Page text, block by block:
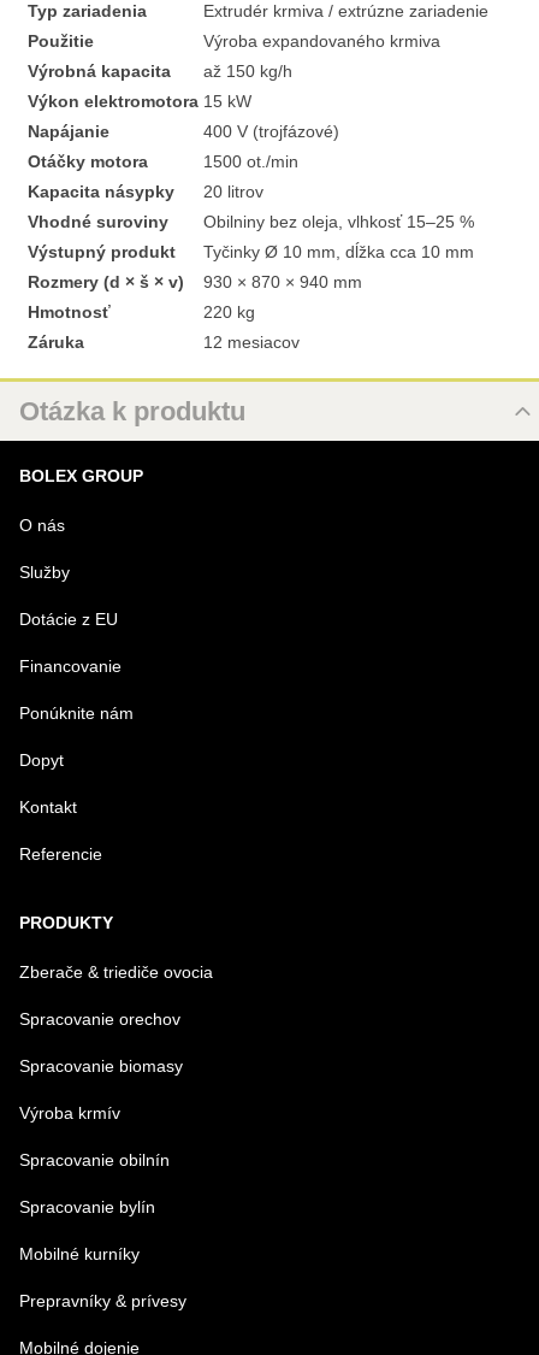
Typ zariadenia
Extrudér krmiva / extrúzne zariadenie
Použitie
Výroba expandovaného krmiva
Výrobná kapacita
až 150 kg/h
Výkon elektromotora 15 kW
Napájanie
400 V (trojfázové)
Otáčky motora
1500 ot./min
Kapacita násypky
20 litrov
Vhodné suroviny
Obilniny bez oleja, vlhkosť 15–25 %
Výstupný produkt
Tyčinky Ø 10 mm, dĺžka cca 10 mm
Rozmery (d × š × v)
930 × 870 × 940 mm
Hmotnosť
220 kg
Záruka
12 mesiacov
Otázka k produktu
MENO
VÁŠ E-MAIL
VAŠA OTÁZKA K PRODUKTU
Odoslať
BOLEX GROUP
O nás
Služby
Dotácie z EU
Financovanie
Ponúknite nám
Dopyt
Kontakt
Referencie
PRODUKTY
Zberače & triediče ovocia
Spracovanie orechov
Spracovanie biomasy
Výroba krmív
Spracovanie obilnín
Spracovanie bylín
Mobilné kurníky
Prepravníky & prívesy
Mobilné dojenie